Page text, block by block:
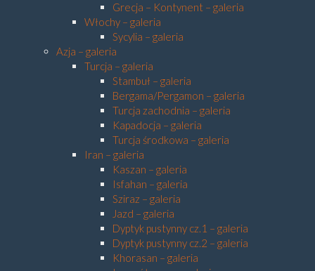
Grecja – Kontynent – galeria
Włochy – galeria
Sycylia – galeria
Azja – galeria
Turcja – galeria
Stambuł – galeria
Bergama/Pergamon – galeria
Turcja zachodnia – galeria
Kapadocja – galeria
Turcja środkowa – galeria
Iran – galeria
Kaszan – galeria
Isfahan – galeria
Sziraz – galeria
Jazd – galeria
Dyptyk pustynny cz.1 – galeria
Dyptyk pustynny cz.2 – galeria
Khorasan – galeria